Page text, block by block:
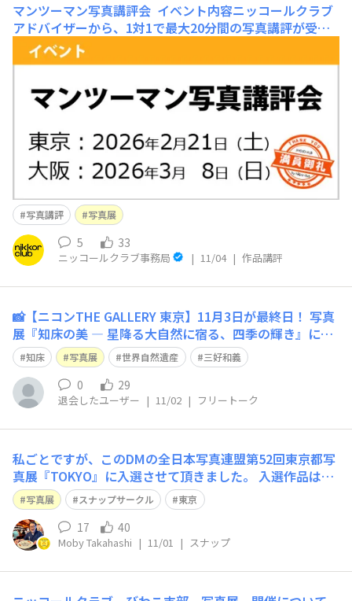
マンツーマン写真講評会 イベント内容ニッコールクラブ
アドバイザーから、1対1で最大20分間の写真講評が受け
られるイベントを、東京・大阪の2会場で開催いたしま
す。ニコンのカメラで撮影した作品20枚以上をご用意いた
だければ、写真歴やレベルを問わず、どなたでもご参加い
ただけます。※ 講評作品はデータの事前アップロー
写真講評 写真展
5 33
ニッコールクラブ事務局 | 11/04 | 作品講評
📸【ニコンTHE GALLERY 東京】11月3日が最終日！ 写真
展『知床の美 ― 星降る大自然に宿る、四季の輝き』に、
三好和義先生がお越しくださいました。 各作品パネルに
添えた「レア度」「体力」表示を「とても面白いアイデア
ですね」とお褒めいただき、70インチ大型モニターで上
映している映像作品や撮影
知床 写真展 世界自然遺産 三好和義
0 29
退会したユーザー | 11/02 | フリートーク
私ごとですが、このDMの全日本写真連盟第52回東京都写
真展『TOKYO』に入選させて頂きました。 入選作品は、
スナップサークル熊切先生の自由投稿を講評して頂くオン
ラインセミナーで、受講中に投稿してコメント頂いた部分
を少し修正して応募したところ、入選したものです。『や
ってて良かったPhotoHub！」
写真展 スナップサークル 東京
17 40
Moby Takahashi | 11/01 | スナップ